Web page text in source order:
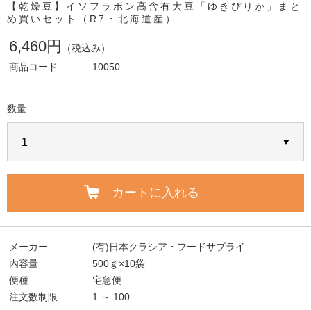
【乾燥豆】イソフラボン高含有大豆「ゆきぴりか」まと
め買いセット（R7・北海道産）
6,460円
（税込み）
商品コード
10050
数量
カートに入れる
メーカー
(有)日本クラシア・フードサプライ
内容量
500ｇ×10袋
便種
宅急便
注文数制限
1 ～ 100